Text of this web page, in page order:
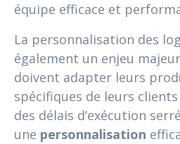
équipe efficace et
La personnalisation des
également un enjeu
doivent adapter leurs
spécifiques de leurs
des délais d’exécution
une personnalisation